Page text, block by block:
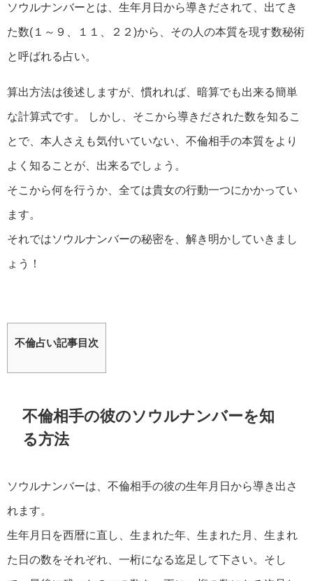
ソウルナンバーとは、生年月日から導きだされて、出てき
た数(１～９、１１、２２)から、その人の本質を現す数秘術
と呼ばれる占い。
算出方法は後述しますが、慣れれば、暗算でも出来る簡単
な計算式です。 しかし、そこから導きだされた数を知るこ
とで、本人さえも気付いていない、不倫相手の本質をより
よく知ることが、出来るでしょう。
そこから何を行うか、全ては貴女の行動一つにかかってい
ます。
それではソウルナンバーの秘密を、解き明かしていきまし
ょう！
不倫占い記事目次
不倫相手の彼のソウルナンバーを知
る方法
ソウルナンバーは、不倫相手の彼の生年月日から導き出さ
れます。
生年月日を西暦に直し、生まれた年、生まれた月、生まれ
た日の数をそれぞれ、一桁になる迄足して下さい。そし